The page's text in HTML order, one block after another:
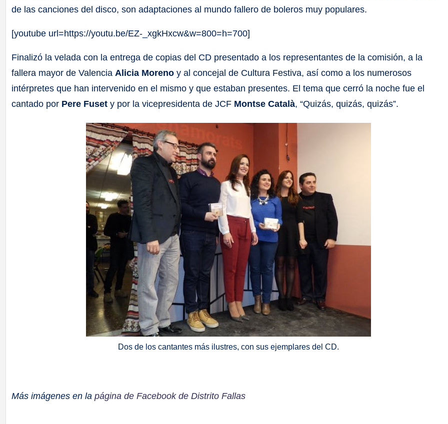
de las canciones del disco, son adaptaciones al mundo fallero de boleros muy populares.
[youtube url=https://youtu.be/EZ-_xgkHxcw&w=800=h=700]
Finalizó la velada con la entrega de copias del CD presentado a los representantes de la comisión, a la
fallera mayor de Valencia Alicia Moreno y al concejal de Cultura Festiva, así como a los numerosos
intérpretes que han intervenido en el mismo y que estaban presentes. El tema que cerró la noche fue el
cantado por Pere Fuset y por la vicepresidenta de JCF Montse Català, “Quizás, quizás, quizás”.
Dos de los cantantes más ilustres, con sus ejemplares del CD.
Más imágenes en lapágina de Facebook de Distrito Fallas